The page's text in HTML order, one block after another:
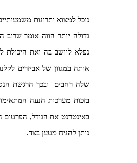
נוכל למצוא יתרונות
גדולה יותר הווה אומר שרוב
נפלא ליושב בה ואת היכולת
אותה במגוון של אביזרים
שלה רחבים ובכך הרגשת
בזכות מערכות הנעה
באינטרנט את הגודל, הפרטים
ניתן להניח מטען בצד.